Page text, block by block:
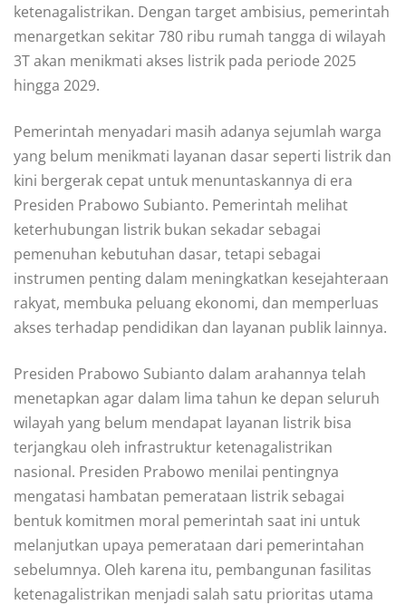
ketenagalistrikan. Dengan target ambisius, pemerintah
menargetkan sekitar 780 ribu rumah tangga di wilayah
3T akan menikmati akses listrik pada periode 2025
hingga 2029.
Pemerintah menyadari masih adanya sejumlah warga
yang belum menikmati layanan dasar seperti listrik dan
kini bergerak cepat untuk menuntaskannya di era
Presiden Prabowo Subianto. Pemerintah melihat
keterhubungan listrik bukan sekadar sebagai
pemenuhan kebutuhan dasar, tetapi sebagai
instrumen penting dalam meningkatkan kesejahteraan
rakyat, membuka peluang ekonomi, dan memperluas
akses terhadap pendidikan dan layanan publik lainnya.
Presiden Prabowo Subianto dalam arahannya telah
menetapkan agar dalam lima tahun ke depan seluruh
wilayah yang belum mendapat layanan listrik bisa
terjangkau oleh infrastruktur ketenagalistrikan
nasional. Presiden Prabowo menilai pentingnya
mengatasi hambatan pemerataan listrik sebagai
bentuk komitmen moral pemerintah saat ini untuk
melanjutkan upaya pemerataan dari pemerintahan
sebelumnya. Oleh karena itu, pembangunan fasilitas
ketenagalistrikan menjadi salah satu prioritas utama